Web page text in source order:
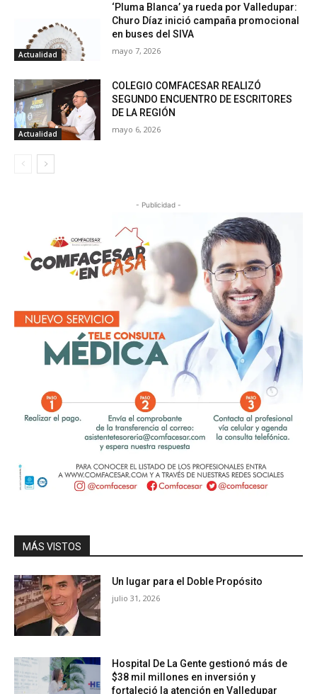
Actualidad
‘Pluma Blanca’ ya rueda por Valledupar:
Churo Díaz inició campaña promocional
en buses del SIVA
mayo 7, 2026
Actualidad
COLEGIO COMFACESAR REALIZÓ
SEGUNDO ENCUENTRO DE ESCRITORES
DE LA REGIÓN
mayo 6, 2026
- Publicidad -
MÁS VISTOS
Un lugar para el Doble Propósito
julio 31, 2026
Hospital De La Gente gestionó más de
$38 mil millones en inversión y
fortaleció la atención en Valledupar